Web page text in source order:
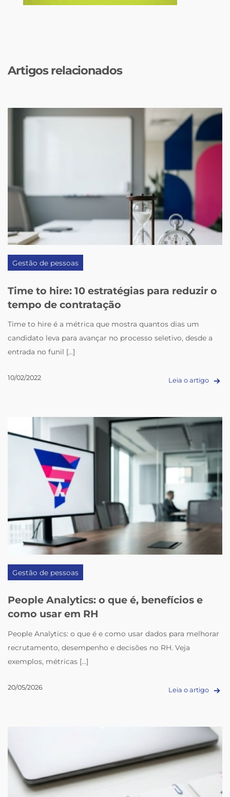
Artigos relacionados
Gestão de pessoas
Time to hire: 10 estratégias para reduzir o
tempo de contratação
Time to hire é a métrica que mostra quantos dias um
candidato leva para avançar no processo seletivo, desde a
entrada no funil [...]
10/02/2022 Leia o artigo
Gestão de pessoas
People Analytics: o que é, benefícios e
como usar em RH
People Analytics: o que é e como usar dados para melhorar
recrutamento, desempenho e decisões no RH. Veja
exemplos, métricas [...]
20/05/2026 Leia o artigo